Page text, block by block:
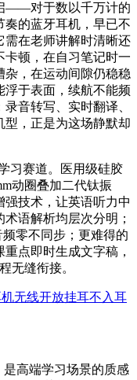
——对于数以千万计的
的蓝牙耳机，早已不
需在老师讲解时清晰还
卡顿，在自习笔记时一
，在运动间隙仍稳稳
浮于表面，续航不能频
音转写、实时翻译、
，正是为这场静默却
习赛道。医用级硅胶
动圈叠加二代钛振
技术，让英语听力中
语解析均层次分明；
零不同步；更难得的
点即时生成文字稿，
无缝衔接。
无线开放挂耳不入耳
是高端学习场景的质感